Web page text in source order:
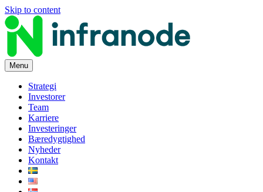
Skip to content
Menu
Strategi
Investorer
Team
Karriere
Investeringer
Bæredygtighed
Nyheder
Kontakt